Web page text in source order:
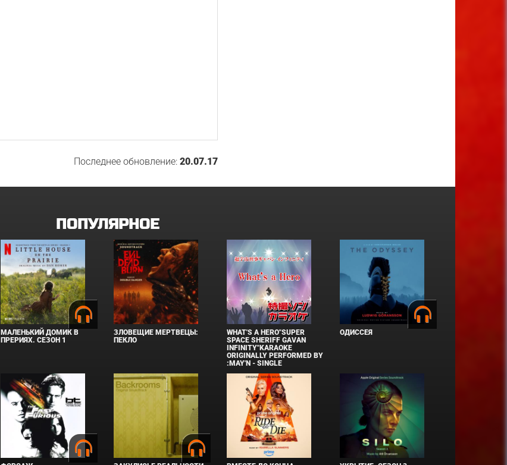
Последнее обновление: 20.07.17
ПОПУЛЯРНОЕ
МАЛЕНЬКИЙ ДОМИК В
ПРЕРИЯХ. СЕЗОН 1
ЗЛОВЕЩИЕ МЕРТВЕЦЫ:
ПЕКЛО
WHAT'S A HERO"SUPER
SPACE SHERIFF GAVAN
INFINITY"KARAOKE
ORIGINALLY PERFORMED BY
:MAY'N - SINGLE
ОДИССЕЯ